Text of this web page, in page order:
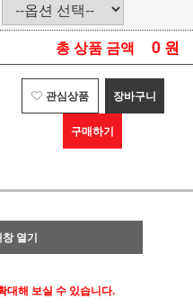
총 상품 금액 0 원
관심상품 장바구니
구매하기
열기
대해 보실 수 있습니다.